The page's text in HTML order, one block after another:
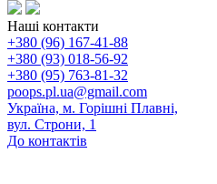
Наші контакти
+380 (96) 167-41-88
+380 (93) 018-56-92
+380 (95) 763-81-32
poops.pl.ua@gmail.com
Україна, м. Горішні Плавні,
вул. Строни, 1
До контактів